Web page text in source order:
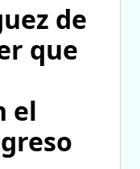
de
que
el